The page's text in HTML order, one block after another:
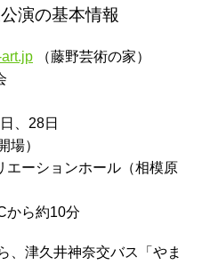
演の基本情報
（藤野芸術の家）
、28日
場）
エーションホール（相模原
から約10分
、津久井神奈交バス「やま